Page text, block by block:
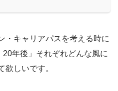
・キャリアパスを考える時に
年後」それぞれどんな風に
欲しいです。